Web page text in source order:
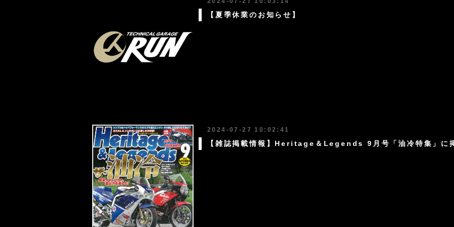
【夏季休業のお知らせ】
2024-07-27 10:02:41
【雑誌掲載情報】Heritage＆Legends 9月号「油冷特集」に